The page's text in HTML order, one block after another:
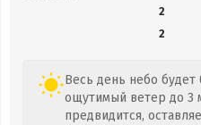
2
2
Весь день небо будет
ощутимый ветер до 3
предвидится,